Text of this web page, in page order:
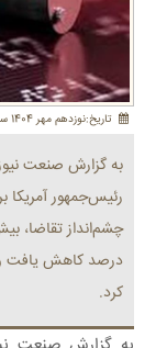
تاريخ:نوزدهم مهر 1404 ساعت 10:58
به گزارش صنعت
رئیس‌جمهور آمریکا
درصد کاهش یافت و
کرد.